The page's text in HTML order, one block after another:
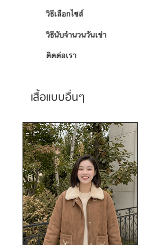
วิธีเลือกไซส์
วิธีนับจำนวนวันเช่า
ติดต่อเรา
เสื้อแบบอื่นๆ